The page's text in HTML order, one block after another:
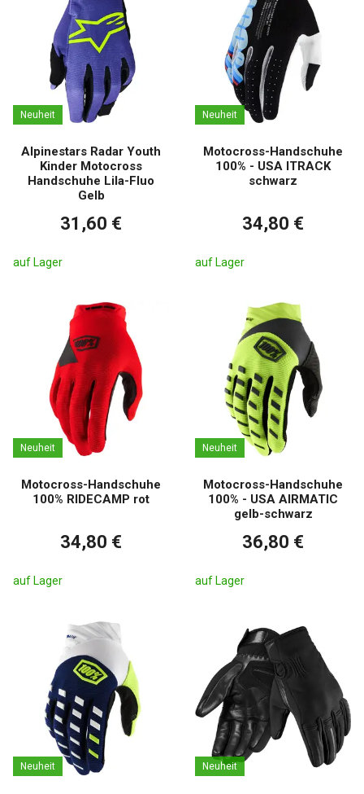
Neuheit
Alpinestars Radar Youth
Kinder Motocross
Handschuhe Lila-Fluo
Gelb
31,60 €
auf Lager
Neuheit
Motocross-Handschuhe
100% - USA ITRACK
schwarz
34,80 €
auf Lager
Neuheit
Motocross-Handschuhe
100% RIDECAMP rot
34,80 €
auf Lager
Neuheit
Motocross-Handschuhe
100% - USA AIRMATIC
gelb-schwarz
36,80 €
auf Lager
Neuheit Neuheit